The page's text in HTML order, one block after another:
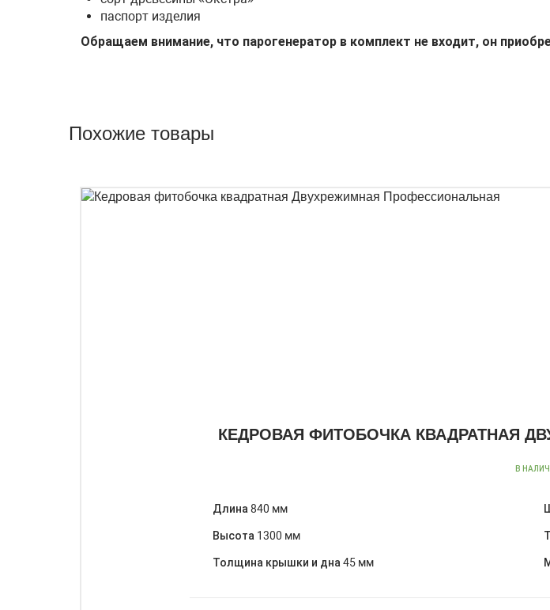
паспорт изделия
Обращаем внимание, что парогенератор в комплект не входит, он
Похожие товары
КЕДРОВАЯ ФИТОБОЧКА КВАДРАТНАЯ
В
Длина840 мм
Высота 1300 мм
Толщина крышки и дна45 мм